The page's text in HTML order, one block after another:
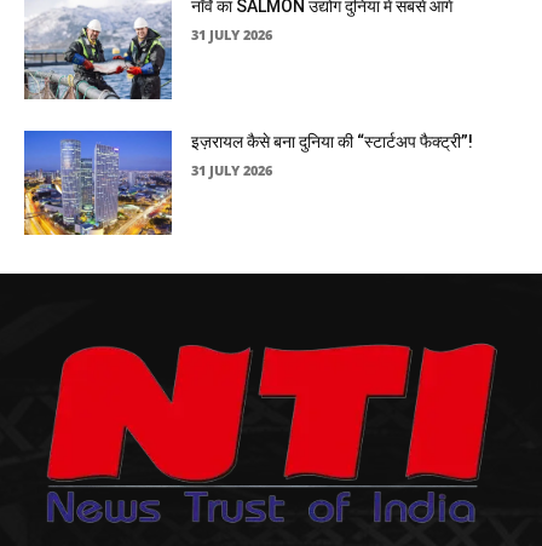
नॉर्वे का SALMON उद्योग दुनिया में सबसे आगे
31 JULY 2026
इज़रायल कैसे बना दुनिया की “स्टार्टअप फैक्ट्री”!
31 JULY 2026